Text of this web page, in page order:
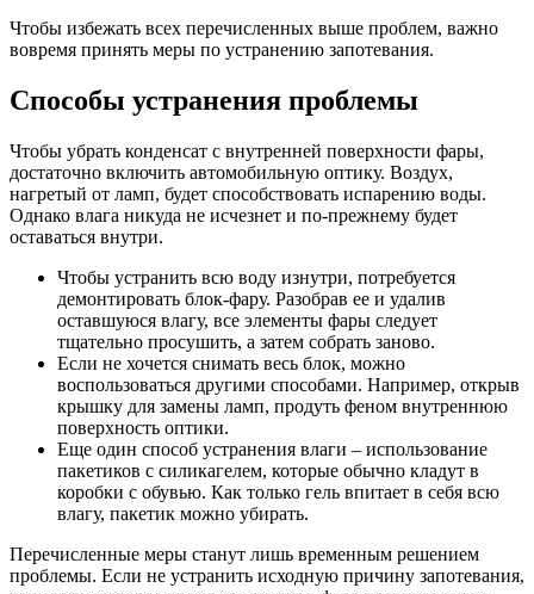
Чтобы избежать всех перечисленных выше проблем, важно
вовремя принять меры по устранению запотевания.
Способы устранения проблемы
Чтобы убрать конденсат с внутренней поверхности фары,
достаточно включить автомобильную оптику. Воздух,
нагретый от ламп, будет способствовать испарению воды.
Однако влага никуда не исчезнет и по-прежнему будет
оставаться внутри.
Чтобы устранить всю воду изнутри, потребуется
демонтировать блок-фару. Разобрав ее и удалив
оставшуюся влагу, все элементы фары следует
тщательно просушить, а затем собрать заново.
Если не хочется снимать весь блок, можно
воспользоваться другими способами. Например, открыв
крышку для замены ламп, продуть феном внутреннюю
поверхность оптики.
Еще один способ устранения влаги – использование
пакетиков с силикагелем, которые обычно кладут в
коробки с обувью. Как только гель впитает в себя всю
влагу, пакетик можно убирать.
Перечисленные меры станут лишь временным решением
проблемы. Если не устранить исходную причину запотевания,